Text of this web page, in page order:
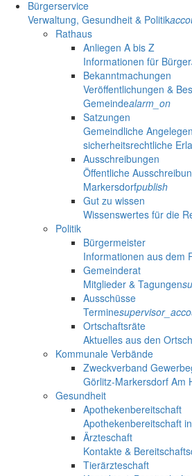
Bürgerservice
Verwaltung, Gesundheit & Politik
Rathaus
Anliegen A bis Z
Informationen für Bürger
Bekanntmachungen
Veröffentlichungen &
Gemeindealarm_on
Satzungen
Gemeindliche
sicherheitsrechtliche
Ausschreibungen
Öffentliche
Markersdorfpublish
Gut zu wissen
Wissenswertes für die
Politik
Bürgermeister
Informationen aus dem
Gemeinderat
Mitglieder & Tagungen
Ausschüsse
Termine
Ortschaftsräte
Aktuelles aus den
Kommunale Verbände
Zweckverband
Görlitz-Markersdorf Am
Gesundheit
Apothekenbereitschaft
Apothekenbereitschaft
Ärzteschaft
Kontakte &
Tierärzteschaft